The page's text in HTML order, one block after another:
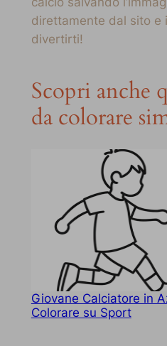
direttamente dal sito e
divertirti!
Scopri anche
da colorare
Giovane Calciatore in
Colorare su Sport